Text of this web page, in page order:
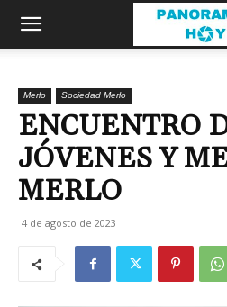
Merlo Sociedad Merlo
ENCUENTRO
JÓVENES Y
MERLO
4 de agosto de 2023